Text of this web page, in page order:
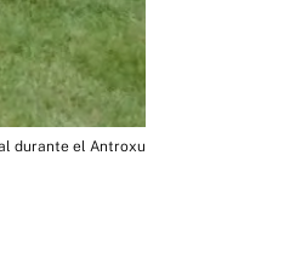
durante el Antroxu